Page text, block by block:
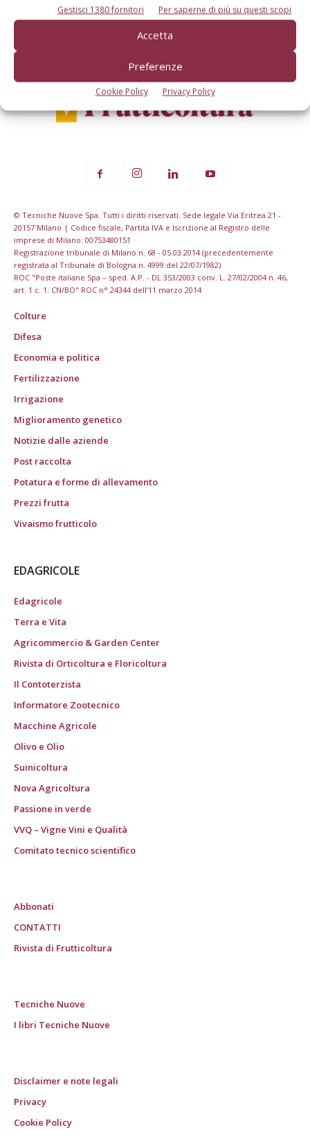
Gestisci 1380 fornitori Per saperne di più su questi scopi
Accetta
Preferenze
Cookie Policy Privacy Policy
Iscriviti alle nostre newsletter
© Tecniche Nuove Spa. Tutti i diritti riservati. Sede legale Via Eritrea 21 -
20157 Milano | Codice fiscale, Partita IVA e Iscrizione al Registro delle
imprese di Milano: 00753480151
Registrazione tribunale di Milano n. 68 - 05.03.2014 (precedentemente
registrata al Tribunale di Bologna n. 4999 del 22/07/1982)
ROC "Poste italiane Spa – sped. A.P. - DL 353/2003 conv. L. 27/02/2004 n. 46,
art. 1 c. 1: CN/BO" ROC n° 24344 dell’11 marzo 2014
Colture
Difesa
Economia e politica
Fertilizzazione
Irrigazione
Miglioramento genetico
Notizie dalle aziende
Post raccolta
Potatura e forme di allevamento
Prezzi frutta
Vivaismo frutticolo
EDAGRICOLE
Edagricole
Terra e Vita
Agricommercio & Garden Center
Rivista di Orticoltura e Floricoltura
Il Contoterzista
Informatore Zootecnico
Macchine Agricole
Olivo e Olio
Suinicoltura
Nova Agricoltura
Passione in verde
VVQ – Vigne Vini e Qualità
Comitato tecnico scientifico
Abbonati
CONTATTI
Rivista di Frutticoltura
Tecniche Nuove
I libri Tecniche Nuove
Disclaimer e note legali
Privacy
Cookie Policy